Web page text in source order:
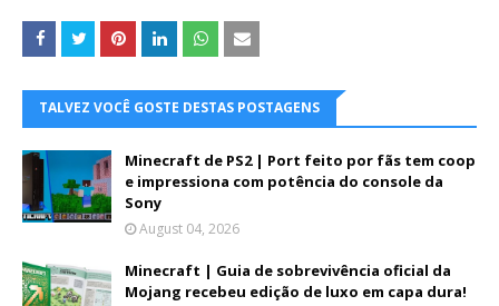
TALVEZ VOCÊ GOSTE DESTAS POSTAGENS
Minecraft de PS2 | Port feito por fãs tem coop
e impressiona com potência do console da
Sony
August 04, 2026
Minecraft | Guia de sobrevivência oficial da
Mojang recebeu edição de luxo em capa dura!